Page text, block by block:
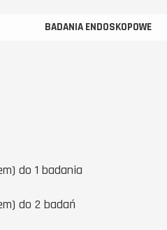
BADANIA ENDOSKOPOWE
do 1 badania
do 2 badań